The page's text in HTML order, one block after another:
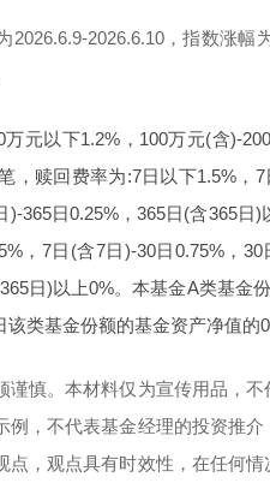
2026.6.9-2026.6.10，指数涨幅
元以下1.2%，100万元(含)-
，赎回费率为:7日以下1.5%，
)-365日0.25%，365日(含365日
，7日(含7日)-30日0.75%，
日)以上0%。本基金A类基金
类基金份额的基金资产净值的
谨慎。本材料仅为宣传用品，
例，不代表基金经理的投资推
点，观点具有时效性，在任何